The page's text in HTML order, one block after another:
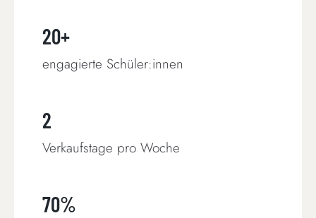
20+
engagierte Schüler:innen
2
Verkaufstage pro Woche
70%